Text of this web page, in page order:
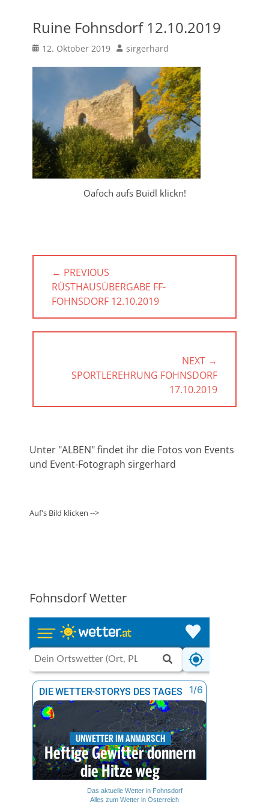
Ruine Fohnsdorf 12.10.2019
Posted
12. Oktober 2019 Author
sirgerhard
Oafoch aufs Buidl klickn!
Beitragsnavigation
← PREVIOUS
PREVIOUS
POST:
RÜSTHAUSÜBERGABE FF-
FOHNSDORF 12.10.2019
NEXT →
NEXTSPORTLEREHRUNG FOHNSDORF
17.10.2019
Unter "ALBEN" findet ihr die Fotos von Events
und Event-Fotograph sirgerhard
Auf's Bild klicken -->
Fohnsdorf Wetter
Das aktuelle Wetter in Fohnsdorf
Alles zum Wetter in Österreich